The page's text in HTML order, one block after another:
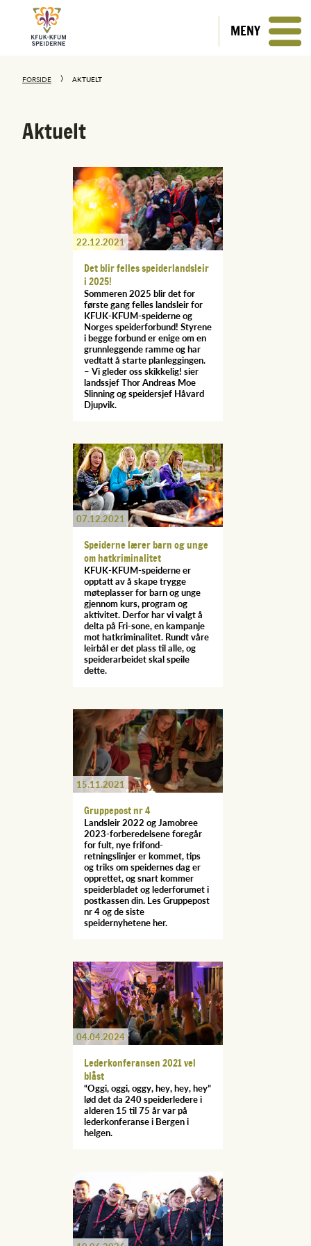
MENY
FORSIDE AKTUELT
Aktuelt
22.12.2021
Det blir felles speiderlandsleir
i 2025!
Sommeren 2025 blir det for
første gang felles landsleir for
KFUK-KFUM-speiderne og
Norges speiderforbund! Styrene
i begge forbund er enige om en
grunnleggende ramme og har
vedtatt å starte planleggingen.
– Vi gleder oss skikkelig! sier
landssjef Thor Andreas Moe
Slinning og speidersjef Håvard
Djupvik.
07.12.2021
Speiderne lærer barn og unge
om hatkriminalitet
KFUK-KFUM-speiderne er
opptatt av å skape trygge
møteplasser for barn og unge
gjennom kurs, program og
aktivitet. Derfor har vi valgt å
delta på Fri-sone, en kampanje
mot hatkriminalitet. Rundt våre
leirbål er det plass til alle, og
speiderarbeidet skal speile
dette.
15.11.2021
Gruppepost nr 4
Landsleir 2022 og Jamobree
2023-forberedelsene foregår
for fult, nye frifond-
retningslinjer er kommet, tips
og triks om speidernes dag er
opprettet, og snart kommer
speiderbladet og lederforumet i
postkassen din. Les Gruppepost
nr 4 og de siste
speidernyhetene her.
04.04.2024
Lederkonferansen 2021 vel
blåst
“Oggi, oggi, oggy, hey, hey, hey”
lød det da 240 speiderledere i
alderen 15 til 75 år var på
lederkonferanse i Bergen i
helgen.